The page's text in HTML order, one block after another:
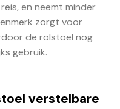
en neemt minder
zorgt voor
de rolstoel nog
gebruik.
verstelbare